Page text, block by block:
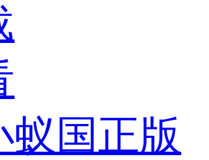
蚁国正版